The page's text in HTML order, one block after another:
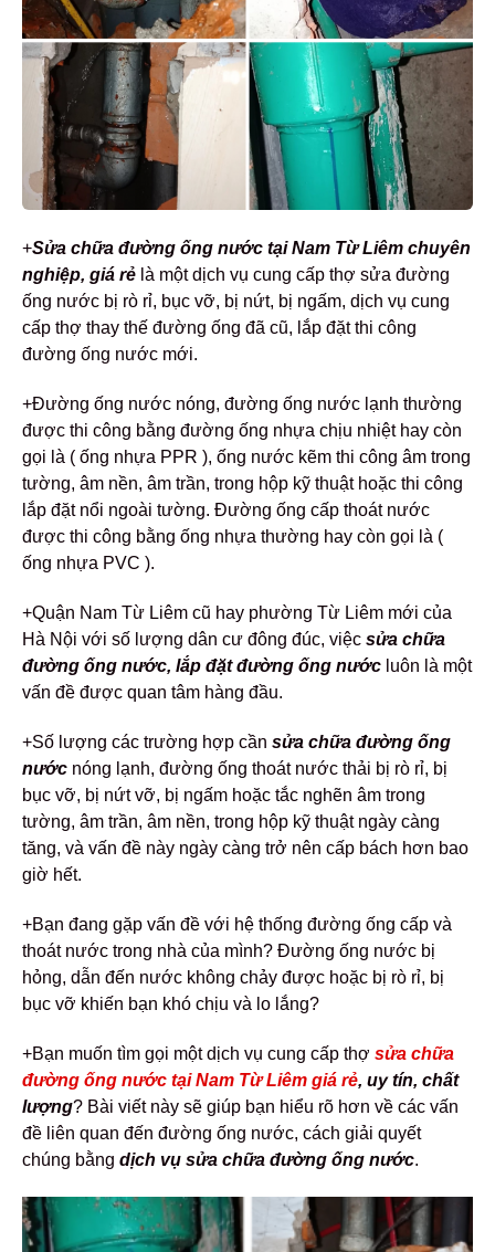
+Sửa chữa đường ống nước tại Nam Từ Liêm chuyên
nghiệp, giá rẻ là một dịch vụ cung cấp thợ sửa đường
ống nước bị rò rỉ, bục vỡ, bị nứt, bị ngấm, dịch vụ cung
cấp thợ thay thế đường ống đã cũ, lắp đặt thi công
đường ống nước mới.
+Đường ống nước nóng, đường ống nước lạnh thường
được thi công bằng đường ống nhựa chịu nhiệt hay còn
gọi là ( ống nhựa PPR ), ống nước kẽm thi công âm trong
tường, âm nền, âm trần, trong hộp kỹ thuật hoặc thi công
lắp đặt nổi ngoài tường. Đường ống cấp thoát nước
được thi công bằng ống nhựa thường hay còn gọi là (
ống nhựa PVC ).
+Quận Nam Từ Liêm cũ hay phường Từ Liêm mới của
Hà Nội với số lượng dân cư đông đúc, việc sửa chữa
đường ống nước, lắp đặt đường ống nước luôn là một
vấn đề được quan tâm hàng đầu.
+Số lượng các trường hợp cần sửa chữa đường ống
nước nóng lạnh, đường ống thoát nước thải bị rò rỉ, bị
bục vỡ, bị nứt vỡ, bị ngấm hoặc tắc nghẽn âm trong
tường, âm trần, âm nền, trong hộp kỹ thuật ngày càng
tăng, và vấn đề này ngày càng trở nên cấp bách hơn bao
giờ hết.
+Bạn đang gặp vấn đề với hệ thống đường ống cấp và
thoát nước trong nhà của mình? Đường ống nước bị
hỏng, dẫn đến nước không chảy được hoặc bị rò rỉ, bị
bục vỡ khiến bạn khó chịu và lo lắng?
+Bạn muốn tìm gọi một dịch vụ cung cấp thợ sửa chữa
đường ống nước tại Nam Từ Liêm giá rẻ, uy tín, chất
lượng? Bài viết này sẽ giúp bạn hiểu rõ hơn về các vấn
đề liên quan đến đường ống nước, cách giải quyết
chúng bằng dịch vụ sửa chữa đường ống nước.